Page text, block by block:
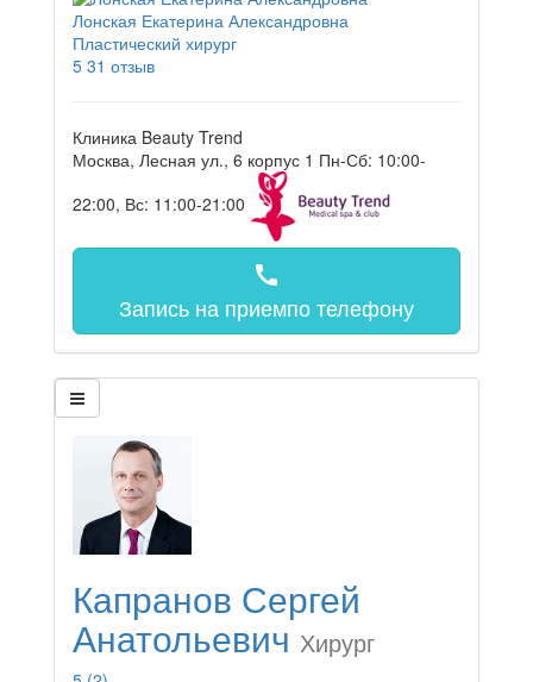
Лонская Екатерина Александровна
Пластический хирург
5 31 отзыв
Клиника Beauty Trend
Москва, Лесная ул., 6 корпус 1 Пн-Сб: 10:00-
22:00, Вс: 11:00-21:00
call
Запись на приемпо телефону
Капранов Сергей
Анатольевич Хирург